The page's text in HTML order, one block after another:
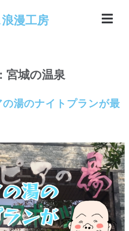
漫工房
宮城の温泉
湯のナイトプランが最